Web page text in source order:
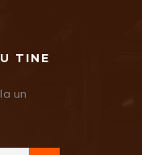
TINE
un